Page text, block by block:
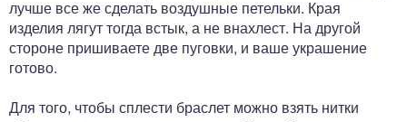
лучше все же сделать воздушные петельки. Края
изделия лягут тогда встык, а не внахлест. На другой
стороне пришиваете две пуговки, и ваше украшение
готово.
Для того, чтобы сплести браслет можно взять нитки